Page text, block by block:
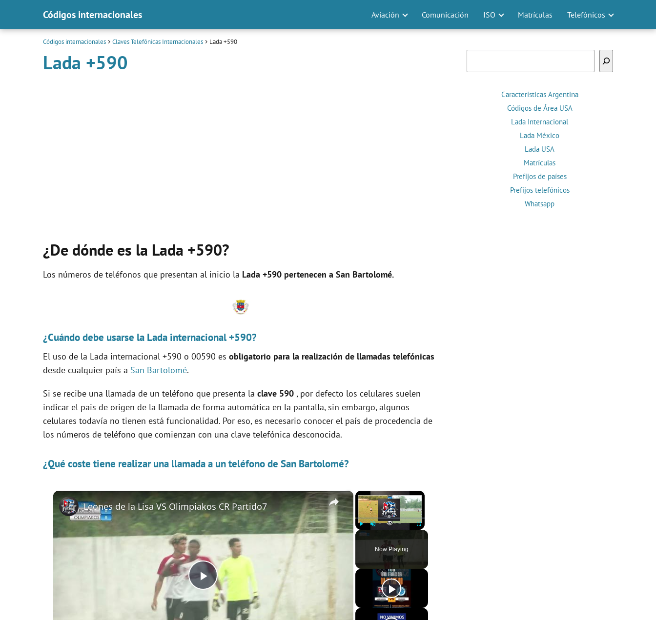
Códigos internacionales Aviación Comunicación ISO Matrículas Telefónicos
Códigos internacionales Claves Telefónicas Internacionales Lada +590
Lada +590
¿De dónde es la Lada +590?
Los números de teléfonos que presentan al inicio la Lada +590 pertenecen a San Bartolomé.
¿Cuándo debe usarse la Lada internacional +590?
El uso de la Lada internacional +590 o 00590 es obligatorio para la realización de llamadas telefónicas
desde cualquier país a San Bartolomé.
Si se recibe una llamada de un teléfono que presenta la clave 590 , por defecto los celulares suelen
indicar el pais de origen de la llamada de forma automática en la pantalla, sin embargo, algunos
celulares todavía no tienen está funcionalidad. Por eso, es necesario conocer el país de procedencia de
los números de teléfono que comienzan con una clave telefónica desconocida.
¿Qué coste tiene realizar una llamada a un teléfono de San Bartolomé?
×
Fullscreen
Now Playing
×
P
Leones de la Lisa VS Olimpiakos CR Partido7
Características Argentina
Códigos de Área USA
Lada Internacional
Lada México
Lada USA
Matrículas
Prefijos de países
Prefijos telefónicos
Whatsapp